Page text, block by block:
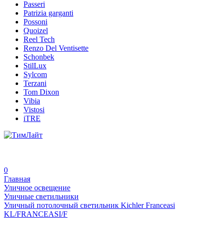
Passeri
Patrizia garganti
Possoni
Quoizel
Reel Tech
Renzo Del Ventisette
Schonbek
StilLux
Sylcom
Terzani
Tom Dixon
Vibia
Vistosi
iTRE
0
Главная
Уличное освещение
Уличные светильники
Уличный потолочный светильник Kichler Franceasi
KL/FRANCEASI/F